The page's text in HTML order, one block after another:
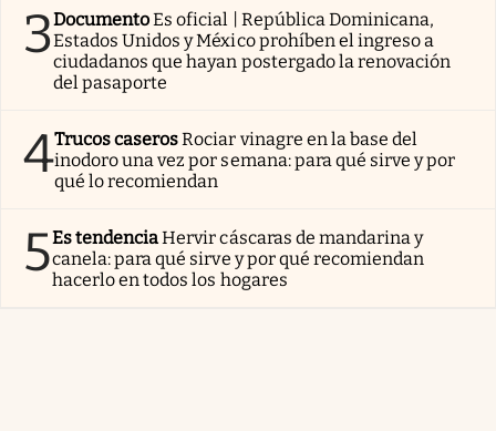
3DocumentoEs oficial | República Dominicana,
Estados Unidos y México prohíben el ingreso a
ciudadanos que hayan postergado la renovación
del pasaporte
4Trucos caserosRociar vinagre en la base del
inodoro una vez por semana: para qué sirve y por
qué lo recomiendan
5Es tendenciaHervir cáscaras de mandarina y
canela: para qué sirve y por qué recomiendan
hacerlo en todos los hogares